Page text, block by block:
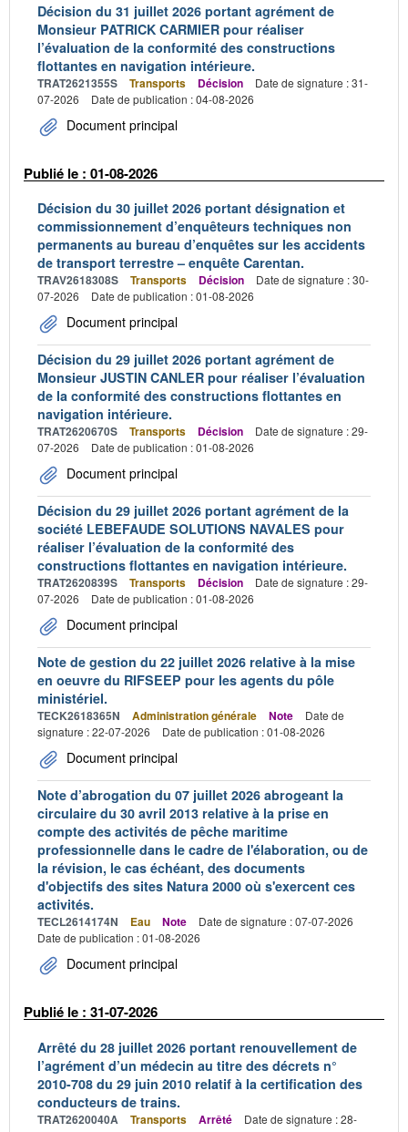
Décision du 31 juillet 2026 portant agrément de
Monsieur PATRICK CARMIER pour réaliser
l’évaluation de la conformité des constructions
flottantes en navigation intérieure.
TRAT2621355S Transports Décision
Date de signature : 31-
07-2026
Date de publication : 04-08-2026
Document principal
Publié le : 01-08-2026
Décision du 30 juillet 2026 portant désignation et
commissionnement d’enquêteurs techniques non
permanents au bureau d’enquêtes sur les accidents
de transport terrestre – enquête Carentan.
TRAV2618308S Transports Décision
Date de signature : 30-
07-2026
Date de publication : 01-08-2026
Document principal
Décision du 29 juillet 2026 portant agrément de
Monsieur JUSTIN CANLER pour réaliser l’évaluation
de la conformité des constructions flottantes en
navigation intérieure.
TRAT2620670S Transports Décision
Date de signature : 29-
07-2026
Date de publication : 01-08-2026
Document principal
Décision du 29 juillet 2026 portant agrément de la
société LEBEFAUDE SOLUTIONS NAVALES pour
réaliser l’évaluation de la conformité des
constructions flottantes en navigation intérieure.
TRAT2620839S Transports Décision
Date de signature : 29-
07-2026
Date de publication : 01-08-2026
Document principal
Note de gestion du 22 juillet 2026 relative à la mise
en oeuvre du RIFSEEP pour les agents du pôle
ministériel.
TECK2618365N Administration générale Note
Date de
signature : 22-07-2026
Date de publication : 01-08-2026
Document principal
Note d’abrogation du 07 juillet 2026 abrogeant la
circulaire du 30 avril 2013 relative à la prise en
compte des activités de pêche maritime
professionnelle dans le cadre de l'élaboration, ou de
la révision, le cas échéant, des documents
d'objectifs des sites Natura 2000 où s'exercent ces
activités.
TECL2614174N Eau Note
Date de signature : 07-07-2026
Date de publication : 01-08-2026
Document principal
Publié le : 31-07-2026
Arrêté du 28 juillet 2026 portant renouvellement de
l’agrément d’un médecin au titre des décrets n°
2010-708 du 29 juin 2010 relatif à la certification des
conducteurs de trains.
TRAT2620040A Transports Arrêté
Date de signature : 28-